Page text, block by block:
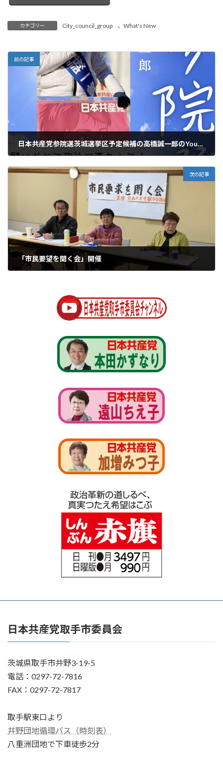
カテゴリー City_council_group 、 What's New
前の記事
日本共産党参院選茨城選挙区予定候補の高橋誠一郎のYoutubeチャンネルが開設されました。
次の記事
「市民要望を聞く会」開催
日本共産党取手市委員会
茨城県取手市井野3-19-5
電話：0297-72-7816
FAX：0297-72-7817
取手駅東口より
井野団地循環バス（時刻表）
八重洲団地で下車徒歩2分